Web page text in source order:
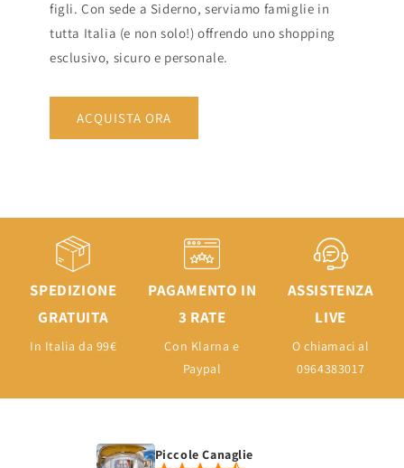
figli. Con sede a Siderno, serviamo famiglie in
tutta Italia (e non solo!) offrendo uno shopping
esclusivo, sicuro e personale.
ACQUISTA ORA
SPEDIZIONE
GRATUITA
In Italia da 99€
PAGAMENTO IN
3 RATE
Con Klarna e
Paypal
ASSISTENZA
LIVE
O chiamaci al
0964383017
Piccole Canaglie